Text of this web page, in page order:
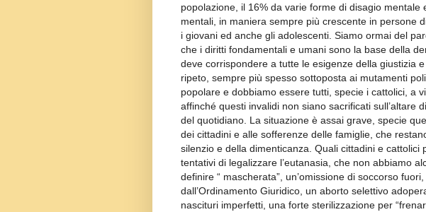
popolazione, il 16% da varie forme di disagio mentale
mentali, in maniera sempre più crescente in persone
i giovani ed anche gli adolescenti. Siamo ormai del
che i diritti fondamentali e umani sono la base della
deve corrispondere a tutte le esigenze della giustizia e
ripeto, sempre più spesso sottoposta ai mutamenti
popolare e dobbiamo essere tutti, specie i cattolici, a
affinché questi invalidi non siano sacrificati sull’altare
del quotidiano. La situazione è assai grave, specie
dei cittadini e alle sofferenze delle famiglie, che
silenzio e della dimenticanza. Quali cittadini e cattolici
tentativi di legalizzare l’eutanasia, che non abbiamo
definire “ mascherata”, un’omissione di soccorso fuori,
dall’Ordinamento Giuridico, un aborto selettivo
nascituri imperfetti, una forte sterilizzazione per